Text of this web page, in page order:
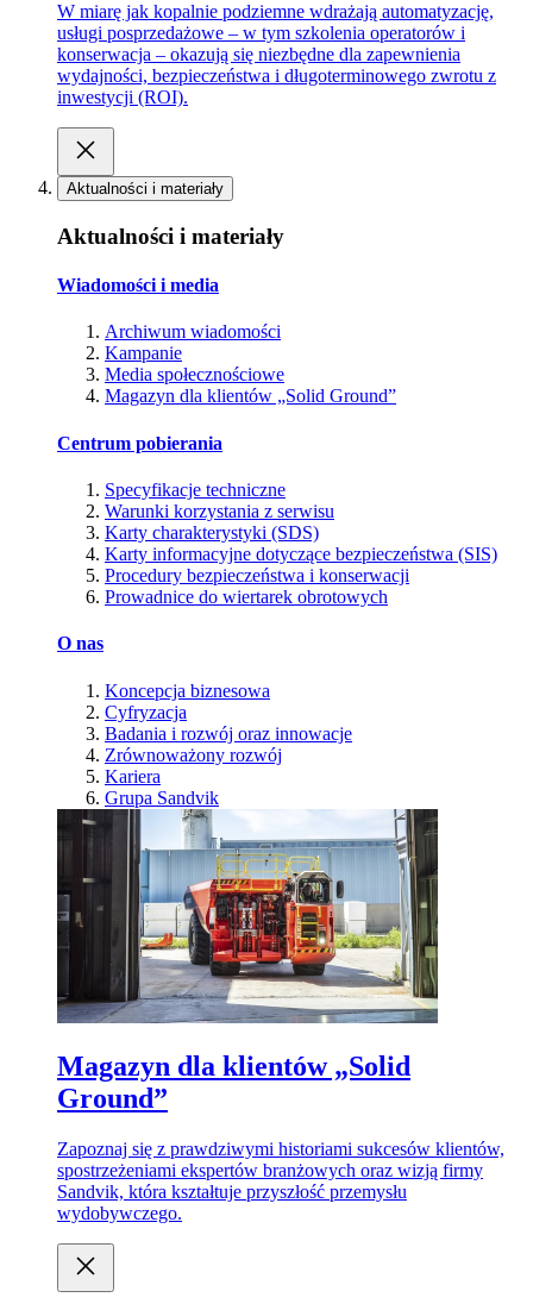
W miarę jak kopalnie podziemne wdrażają automatyzację,
usługi posprzedażowe – w tym szkolenia operatorów i
konserwacja – okazują się niezbędne dla zapewnienia
wydajności, bezpieczeństwa i długoterminowego zwrotu z
inwestycji (ROI).
Aktualności i materiały
Aktualności i materiały
Wiadomości i media
Archiwum wiadomości
Kampanie
Media społecznościowe
Magazyn dla klientów „Solid Ground”
Centrum pobierania
Specyfikacje techniczne
Warunki korzystania z serwisu
Karty charakterystyki (SDS)
Karty informacyjne dotyczące bezpieczeństwa (SIS)
Procedury bezpieczeństwa i konserwacji
Prowadnice do wiertarek obrotowych
O nas
Koncepcja biznesowa
Cyfryzacja
Badania i rozwój oraz innowacje
Zrównoważony rozwój
Kariera
Grupa Sandvik
Magazyn dla klientów „Solid
Ground”
Zapoznaj się z prawdziwymi historiami sukcesów klientów,
spostrzeżeniami ekspertów branżowych oraz wizją firmy
Sandvik, która kształtuje przyszłość przemysłu
wydobywczego.